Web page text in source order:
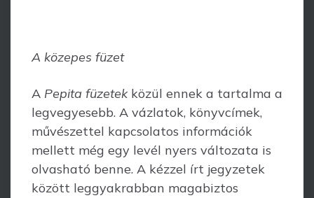
A közepes füzet
A Pepita füzetekközül ennek a tartalma a
legvegyesebb. A vázlatok, könyvcímek,
művészettel kapcsolatos információk
mellett még egy levél nyers változata is
ol­vasható benne. A kézzel írt jegyzetek
között leggyakrabban magabiztos